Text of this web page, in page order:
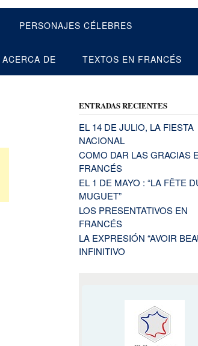
PERSONAJES CÉLEBRES
ACERCA DE TEXTOS EN FRANCÉS
ENTRADAS RECIENTES
EL 14 DE JULIO, LA FIESTA
NACIONAL
COMO DAR LAS GRACIAS
FRANCÉS
EL 1 DE MAYO : “LA FÊTE
MUGUET”
LOS PRESENTATIVOS EN
FRANCÉS
LA EXPRESIÓN “AVOIR
INFINITIVO